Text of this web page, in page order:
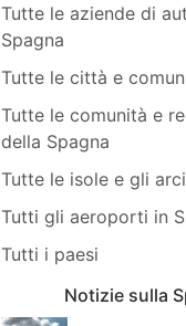
Tutte le aziende di
Spagna
Tutte le città e
Tutte le comunità e
della Spagna
Tutte le isole e gli
Tutti gli aeroporti in
Tutti i paesi
Notizie sulla